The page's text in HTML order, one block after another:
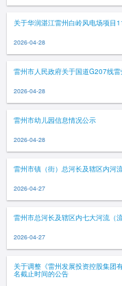
关于华润湛江雷州白岭风电场项目
2026-04-28
雷州市人民政府关于国道G207线
2026-04-28
雷州市幼儿园信息情况公示
2026-04-28
雷州市镇（街）总河长及辖区内河
2026-04-27
雷州市总河长及辖区内七大河流（
2026-04-27
关于调整《雷州发展投资控股集团
名截止时间的公告